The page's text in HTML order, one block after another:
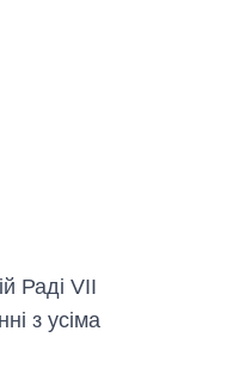
Раді VII
з усіма